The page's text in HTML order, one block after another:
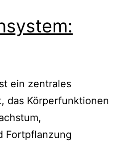
ein zentrales
das Körperfunktionen
Fortpflanzung